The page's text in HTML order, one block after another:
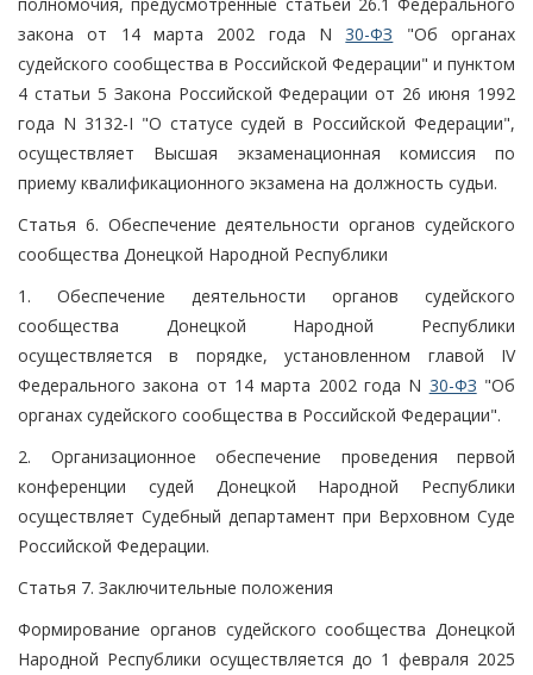
закона от 14 марта 2002 года N30-ФЗ "Об органах
судейского сообщества в Российской Федерации" и пунктом
4 статьи 5 Закона Российской Федерации от 26 июня 1992
года N 3132-I "О статусе судей в Российской Федерации",
осуществляет Высшая экзаменационная комиссия по
приему квалификационного экзамена на должность судьи.
Статья 6. Обеспечение деятельности органов судейского
сообщества Донецкой Народной Республики
1. Обеспечение деятельности органов судейского
сообщества Донецкой Народной Республики
осуществляется в порядке, установленном главой IV
Федерального закона от 14 марта 2002 года N 30-ФЗ "Об
органах судейского сообщества в Российской Федерации".
2. Организационное обеспечение проведения первой
конференции судей Донецкой Народной Республики
осуществляет Судебный департамент при Верховном Суде
Российской Федерации.
Статья 7. Заключительные положения
Формирование органов судейского сообщества Донецкой
Народной Республики осуществляется до 1 февраля 2025